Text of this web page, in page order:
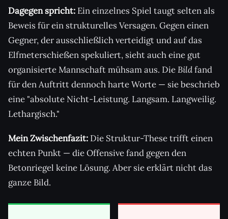
Dagegen spricht: Ein einzelnes Spiel taugt selten als
Beweis für ein strukturelles Versagen. Gegen einen
Gegner, der ausschließlich verteidigt und auf das
Elfmeterschießen spekuliert, sieht auch eine gut
organisierte Mannschaft mühsam aus. DieBildfand
für den Auftritt dennoch harte Worte — sie beschrieb
eine "absolute Nicht-Leistung. Langsam. Langweilig.
Lethargisch."
Mein Zwischenfazit: Die Struktur-These trifft einen
echten Punkt — die Offensive fand gegen den
Betonriegel keine Lösung. Aber sie erklärt nicht das
ganze Bild.